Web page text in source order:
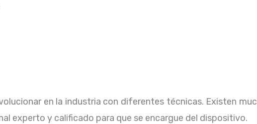
en la industria con diferentes técnicas. Existen
experto y calificado para que se encargue del dispositivo.